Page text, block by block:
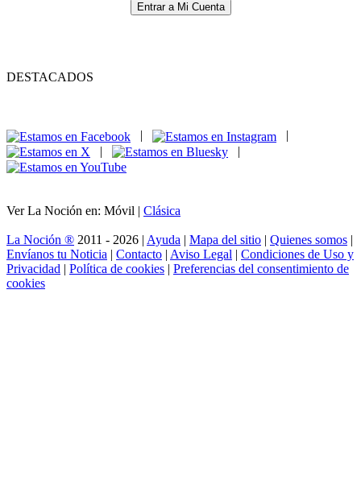
Entrar a Mi Cuenta
DESTACADOS
|
|
Ver La Noción en: Móvil | Clásica
La Noción ® 2011 - 2026 | Ayuda | Mapa del sitio | Quienes somos |
Envíanos tu Noticia | Contacto | Aviso Legal | Condiciones de Uso y
Privacidad | Política de cookies | Preferencias del consentimiento de
cookies